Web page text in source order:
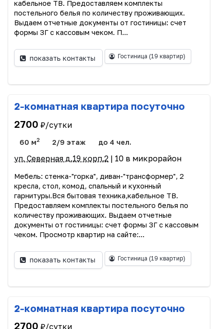
кабельное ТВ. Предоставляем комплекты
постельного белья по количеству проживающих.
Выдаем отчетные документы от гостиницы: счет
формы 3Г с кассовым чеком. П...
показать контакты Гостиница (19 квартир)
2-комнатная квартира посуточно
2700 ₽/сутки
60 м2 2/9 этаж до 4 чел.
ул. Северная д.19 корп.2 | 10 в микрорайон
Мебель: стенка-"горка", диван-"трансформер", 2
кресла, стол, комод, спальный и кухонный
гарнитуры.Вся бытовая техника,кабельное ТВ.
Предоставляем комплекты постельного белья по
количеству проживающих. Выдаем отчетные
документы от гостиницы: счет формы 3Г с кассовым
чеком. Просмотр квартир на сайте:...
показать контакты Гостиница (19 квартир)
2-комнатная квартира посуточно
2700 ₽/сутки